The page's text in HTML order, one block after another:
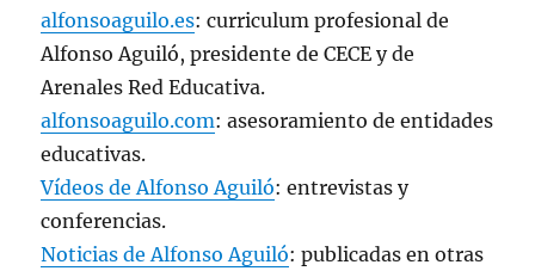
alfonsoaguilo.es: curriculum profesional de
Alfonso Aguiló, presidente de CECE y de
Arenales Red Educativa.
alfonsoaguilo.com: asesoramiento de entidades
educativas.
Vídeos de Alfonso Aguiló: entrevistas y
conferencias.
Noticias de Alfonso Aguiló: publicadas en otras